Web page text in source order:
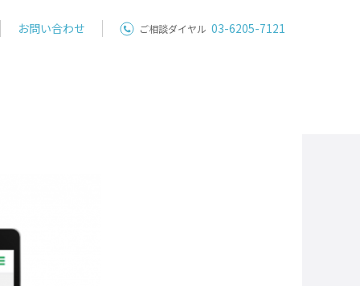
お問い合わせ ご相談ダイヤル 03-6205-7121